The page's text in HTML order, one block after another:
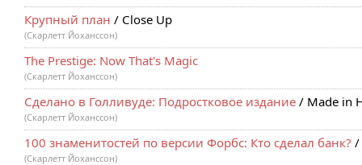
Крупный план / Close Up
(Скарлетт Йоханссон)
The Prestige: Now That's Magic
(Скарлетт Йоханссон)
Сделано в Голливуде: Подростковое издание / Made in
(Скарлетт Йоханссон)
100 знаменитостей по версии Форбс: Кто сделал банк? /
(Скарлетт Йоханссон)